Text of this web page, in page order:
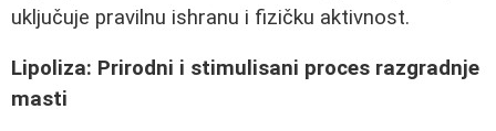
uključuje pravilnu ishranu i fizičku aktivnost.
Lipoliza: Prirodni i stimulisani proces razgradnje
masti